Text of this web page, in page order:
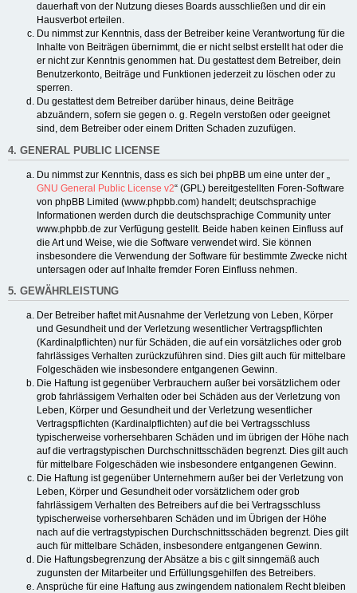
dauerhaft von der Nutzung dieses Boards ausschließen und dir ein
Hausverbot erteilen.
Du nimmst zur Kenntnis, dass der Betreiber keine Verantwortung für die
Inhalte von Beiträgen übernimmt, die er nicht selbst erstellt hat oder die
er nicht zur Kenntnis genommen hat. Du gestattest dem Betreiber, dein
Benutzerkonto, Beiträge und Funktionen jederzeit zu löschen oder zu
sperren.
Du gestattest dem Betreiber darüber hinaus, deine Beiträge
abzuändern, sofern sie gegen o. g. Regeln verstoßen oder geeignet
sind, dem Betreiber oder einem Dritten Schaden zuzufügen.
4. GENERAL PUBLIC LICENSE
Du nimmst zur Kenntnis, dass es sich bei phpBB um eine unter der „
GNU General Public License v2“ (GPL) bereitgestellten Foren-Software
von phpBB Limited (www.phpbb.com) handelt; deutschsprachige
Informationen werden durch die deutschsprachige Community unter
www.phpbb.de zur Verfügung gestellt. Beide haben keinen Einfluss auf
die Art und Weise, wie die Software verwendet wird. Sie können
insbesondere die Verwendung der Software für bestimmte Zwecke nicht
untersagen oder auf Inhalte fremder Foren Einfluss nehmen.
5. GEWÄHRLEISTUNG
Der Betreiber haftet mit Ausnahme der Verletzung von Leben, Körper
und Gesundheit und der Verletzung wesentlicher Vertragspflichten
(Kardinalpflichten) nur für Schäden, die auf ein vorsätzliches oder grob
fahrlässiges Verhalten zurückzuführen sind. Dies gilt auch für mittelbare
Folgeschäden wie insbesondere entgangenen Gewinn.
Die Haftung ist gegenüber Verbrauchern außer bei vorsätzlichem oder
grob fahrlässigem Verhalten oder bei Schäden aus der Verletzung von
Leben, Körper und Gesundheit und der Verletzung wesentlicher
Vertragspflichten (Kardinalpflichten) auf die bei Vertragsschluss
typischerweise vorhersehbaren Schäden und im übrigen der Höhe nach
auf die vertragstypischen Durchschnittsschäden begrenzt. Dies gilt auch
für mittelbare Folgeschäden wie insbesondere entgangenen Gewinn.
Die Haftung ist gegenüber Unternehmern außer bei der Verletzung von
Leben, Körper und Gesundheit oder vorsätzlichem oder grob
fahrlässigem Verhalten des Betreibers auf die bei Vertragsschluss
typischerweise vorhersehbaren Schäden und im Übrigen der Höhe
nach auf die vertragstypischen Durchschnittsschäden begrenzt. Dies gilt
auch für mittelbare Schäden, insbesondere entgangenen Gewinn.
Die Haftungsbegrenzung der Absätze a bis c gilt sinngemäß auch
zugunsten der Mitarbeiter und Erfüllungsgehilfen des Betreibers.
Ansprüche für eine Haftung aus zwingendem nationalem Recht bleiben